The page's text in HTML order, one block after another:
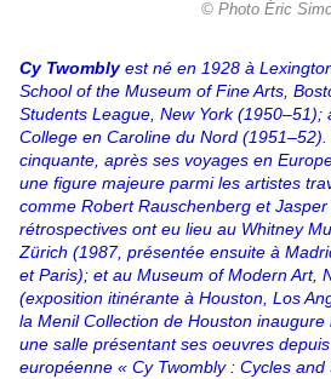
© Photo Éric
Cy Twomblyest né en 1928 à
School of the Museum of Fine Arts,
Students League, New York (1950–51);
College en Caroline du Nord (1951–52).
cinquante, après ses voyages en
une figure majeure parmi les artistes
comme Robert Rauschenberg et
rétrospectives ont eu lieu au Whitney
Zürich (1987, présentée ensuite à
et Paris); et au Museum of Modern Art,
(exposition itinérante à Houston, Los
la Menil Collection de Houston inaugure
une salle présentant ses oeuvres
européenne « Cy Twombly : Cycles